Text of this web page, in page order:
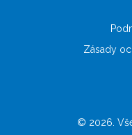
Zásady
© 2026.